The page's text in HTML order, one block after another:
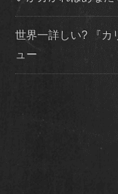
世界一詳しい? 『カ
ュー